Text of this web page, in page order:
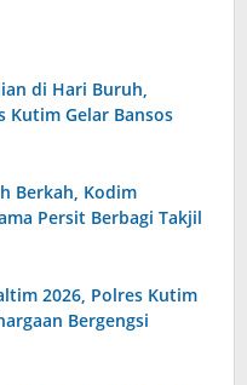
di Hari Buruh,
Kutim Gelar Bansos
Berkah, Kodim
Persit Berbagi Takjil
2026, Polres Kutim
Bergengsi